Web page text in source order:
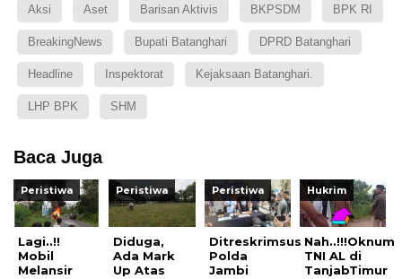
Aksi Aset Barisan Aktivis BKPSDM BPK RI
BreakingNews Bupati Batanghari DPRD Batanghari
Headline Inspektorat Kejaksaan Batanghari.
LHP BPK SHM
Baca Juga
Peristiwa
Lagi..!!
Mobil
Melansir
Peristiwa
Diduga,
Ada Mark
Up Atas
Peristiwa
Ditreskrimsus
Polda
Jambi
Hukrim
Nah..!!!Oknum
TNI AL di
TanjabTimur